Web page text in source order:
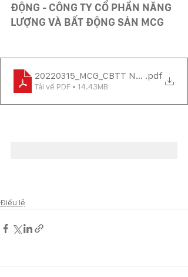
ĐỘNG - CÔNG TY CỔ PHẦN NĂNG
LƯỢNG VÀ BẤT ĐỘNG SẢN MCG
20220315_MCG_CBTT NQ sua doi
.pdf
Tải về PDF • 14.43MB
Điều lệ